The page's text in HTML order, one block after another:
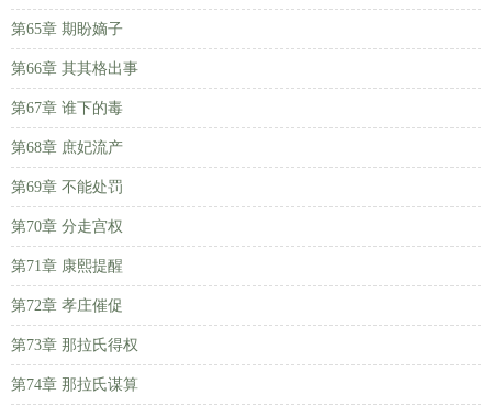
第65章 期盼嫡子
第66章 其其格出事
第67章 谁下的毒
第68章 庶妃流产
第69章 不能处罚
第70章 分走宫权
第71章 康熙提醒
第72章 孝庄催促
第73章 那拉氏得权
第74章 那拉氏谋算